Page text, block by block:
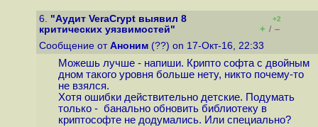
6. "Аудит VeraCrypt выявил 8
критических уязвимостей"
+2
+ / –
Сообщение от Аноним (??) on 17-Окт-16, 22:33
Можешь лучше - напиши. Крипто софта с двойным
дном такого уровня больше нету, никто почему-то
не взялся.
Хотя ошибки действительно детские. Подумать
только - банально обновить библиотеку в
криптософте не додумались. Или специально?